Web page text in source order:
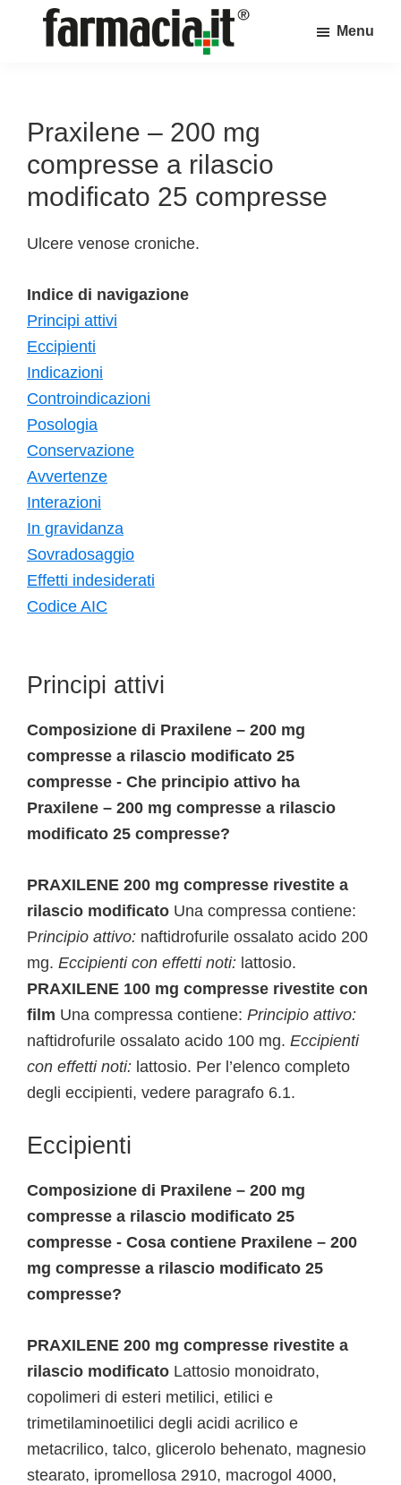
sul
mondo
della
farmacia
Menu
Praxilene – 200 mg
compresse a rilascio
modificato 25 compresse
Ulcere venose croniche.
Indice di navigazione
Principi attivi
Eccipienti
Indicazioni
Controindicazioni
Posologia
Conservazione
Avvertenze
Interazioni
In gravidanza
Sovradosaggio
Effetti indesiderati
Codice AIC
Principi attivi
Composizione di Praxilene – 200 mg
compresse a rilascio modificato 25
compresse - Che principio attivo ha
Praxilene – 200 mg compresse a rilascio
modificato 25 compresse?
PRAXILENE 200 mg compresse rivestite a
rilascio modificato Una compressa contiene:
Principio attivo: naftidrofurile ossalato acido 200
mg. Eccipienti con effetti noti: lattosio.
PRAXILENE 100 mg compresse rivestite con
film Una compressa contiene: Principio attivo:
naftidrofurile ossalato acido 100 mg. Eccipienti
con effetti noti: lattosio. Per l’elenco completo
degli eccipienti, vedere paragrafo 6.1.
Eccipienti
Composizione di Praxilene – 200 mg
compresse a rilascio modificato 25
compresse - Cosa contiene Praxilene – 200
mg compresse a rilascio modificato 25
compresse?
PRAXILENE 200 mg compresse rivestite a
rilascio modificato Lattosio monoidrato,
copolimeri di esteri metilici, etilici e
trimetilaminoetilici degli acidi acrilico e
metacrilico, talco, glicerolo behenato, magnesio
stearato, ipromellosa 2910, macrogol 4000,